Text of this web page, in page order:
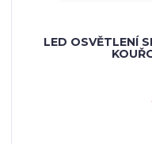
LED OSVĚTLENÍ